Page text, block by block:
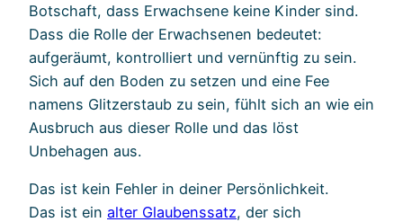
Botschaft, dass Erwachsene keine Kinder sind.
Dass die Rolle der Erwachsenen bedeutet:
aufgeräumt, kontrolliert und vernünftig zu sein.
Sich auf den Boden zu setzen und eine Fee
namens Glitzerstaub zu sein, fühlt sich an wie ein
Ausbruch aus dieser Rolle und das löst
Unbehagen aus.
Das ist kein Fehler in deiner Persönlichkeit.
Das ist ein alter Glaubenssatz, der sich